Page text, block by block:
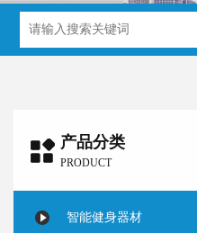
产品分类
PRODUCT
智能健身器材